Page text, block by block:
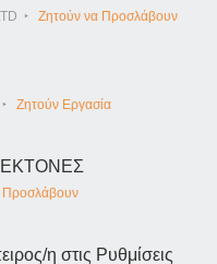
Ζητούν να Προσλάβουν
Ζητούν Εργασία
Προσλάβουν
η στις Ρυθμίσεις